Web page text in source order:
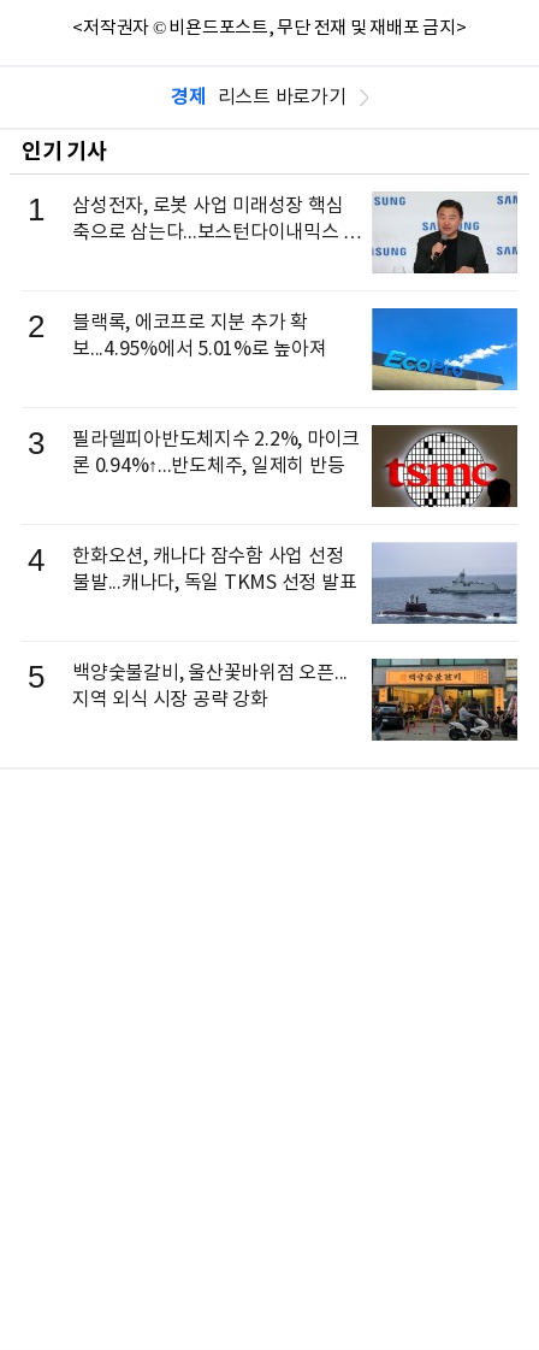
<저작권자 © 비욘드포스트, 무단 전재 및 재배포 금지>
경제 리스트 바로가기
인기 기사
1
삼성전자, 로봇 사업 미래성장 핵심
축으로 삼는다...보스턴다이내믹스 출
2
블랙록, 에코프로 지분 추가 확
보...4.95%에서 5.01%로 높아져
3
필라델피아반도체지수 2.2%, 마이크
론 0.94%↑...반도체주, 일제히 반등
4
한화오션, 캐나다 잠수함 사업 선정
불발...캐나다, 독일 TKMS 선정 발표
5
백양숯불갈비, 울산꽃바위점 오픈...
지역 외식 시장 공략 강화